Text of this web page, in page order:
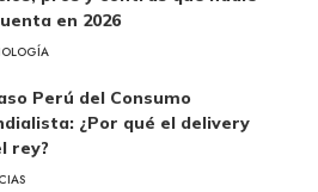
en 2026
Perú del Consumo
¿Por qué el delivery
rey?